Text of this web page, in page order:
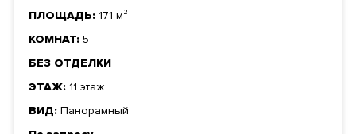
ПЛОЩАДЬ: 171 м²
КОМНАТ: 5
БЕЗ ОТДЕЛКИ
ЭТАЖ: 11 этаж
ВИД: Панорамный